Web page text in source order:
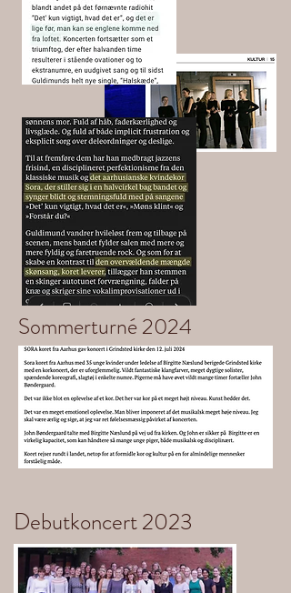
Sommerturné 2024
Debutkoncert 2023